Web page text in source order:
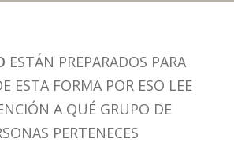
ESTÁN PREPARADOS PARA
ESTA FORMA POR ESO LEE
A QUÉ GRUPO DE
PERTENECES